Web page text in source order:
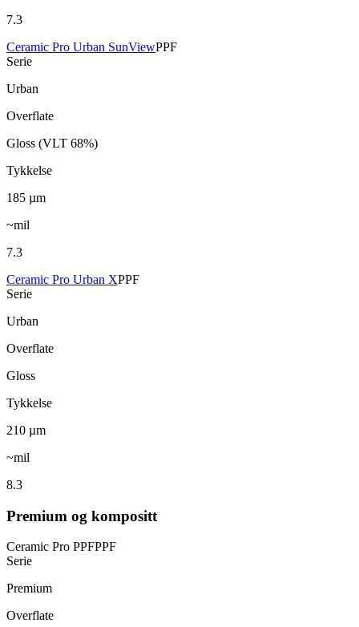
7.3
Ceramic Pro Urban SunViewPPF
Serie
Urban
Overflate
Gloss (VLT 68%)
Tykkelse
185 µm
~mil
7.3
Ceramic Pro Urban XPPF
Serie
Urban
Overflate
Gloss
Tykkelse
210 µm
~mil
8.3
Premium og kompositt
Ceramic Pro PPFPPF
Serie
Premium
Overflate